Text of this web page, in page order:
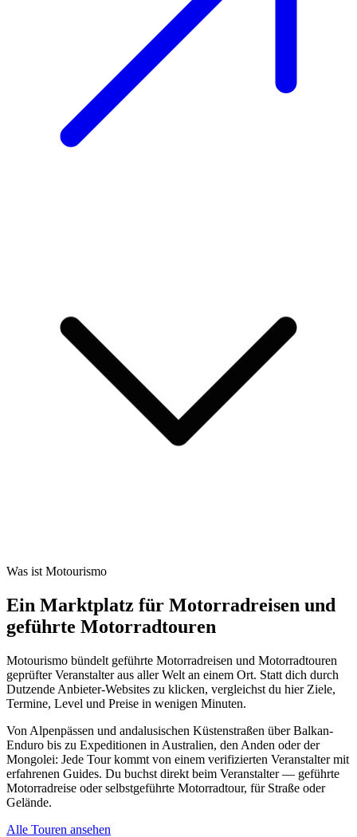
Was ist Motourismo
Ein Marktplatz für Motorradreisen und
geführte Motorradtouren
Motourismo bündelt geführte Motorradreisen und Motorradtouren
geprüfter Veranstalter aus aller Welt an einem Ort. Statt dich durch
Dutzende Anbieter-Websites zu klicken, vergleichst du hier Ziele,
Termine, Level und Preise in wenigen Minuten.
Von Alpenpässen und andalusischen Küstenstraßen über Balkan-
Enduro bis zu Expeditionen in Australien, den Anden oder der
Mongolei: Jede Tour kommt von einem verifizierten Veranstalter mit
erfahrenen Guides. Du buchst direkt beim Veranstalter — geführte
Motorradreise oder selbstgeführte Motorradtour, für Straße oder
Gelände.
Alle Touren ansehen